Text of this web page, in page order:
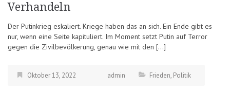
Verhandeln
Der Putinkrieg eskaliert. Kriege haben das an sich. Ein Ende gibt es
nur, wenn eine Seite kapituliert. Im Moment setzt Putin auf Terror
gegen die Zivilbevölkerung, genau wie mit den […]
Oktober 13, 2022 admin Frieden, Politik